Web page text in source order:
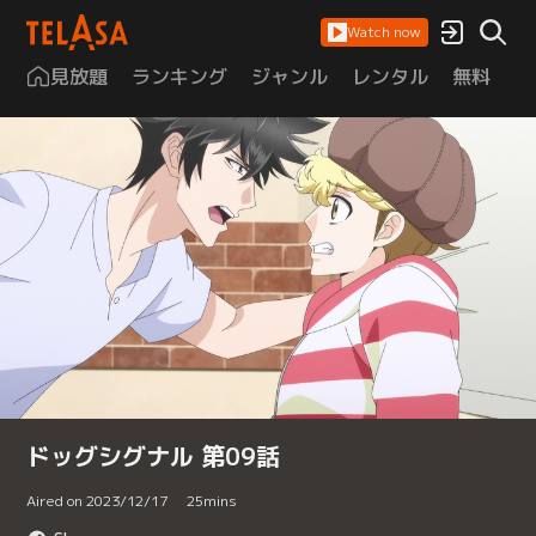
Watch now
見放題 ランキング ジャンル レンタル 無料
ドッグシグナル 第09話
Aired on 2023/12/17 25mins